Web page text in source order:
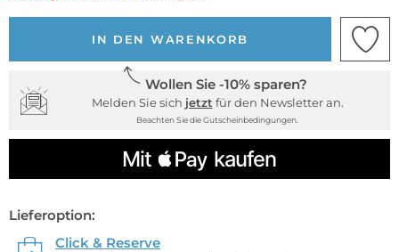
IN DEN WARENKORB
Wollen Sie -10% sparen?
Melden Sie sich jetzt für den Newsletter an.
Beachten Sie die Gutscheinbedingungen.
Lieferoption:
Click & Reserve